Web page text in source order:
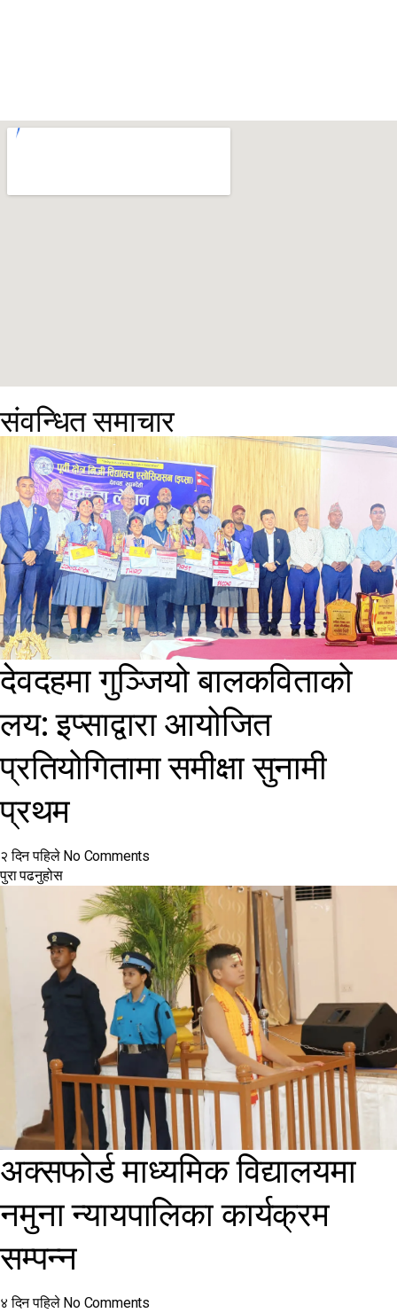
संवन्धित समाचार
देवदहमा गुञ्जियो बालकविताको
लय: इप्साद्वारा आयोजित
प्रतियोगितामा समीक्षा सुनामी
प्रथम
२ दिन पहिले No Comments
पुरा पढनुहोस
अक्सफोर्ड माध्यमिक विद्यालयमा
नमुना न्यायपालिका कार्यक्रम
सम्पन्न
४ दिन पहिले No Comments